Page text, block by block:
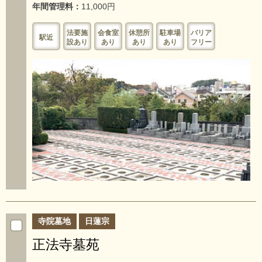
年間管理料： 11,000円
駅近
法要施
設あり
会食室
あり
休憩所
あり
駐車場
あり
バリア
フリー
寺院墓地 日蓮宗
正法寺墓苑